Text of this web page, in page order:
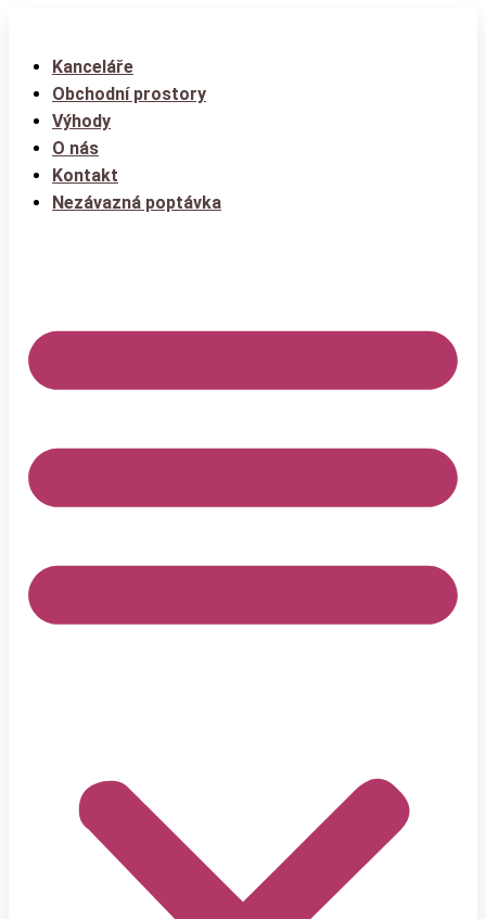
Kanceláře
Obchodní prostory
Výhody
O nás
Kontakt
Nezávazná poptávka